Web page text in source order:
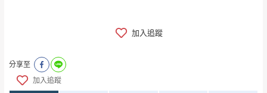
加入追蹤
分享至
加入追蹤